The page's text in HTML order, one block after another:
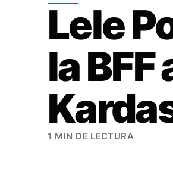
Lele
la BFF
1 MIN DE LECTURA